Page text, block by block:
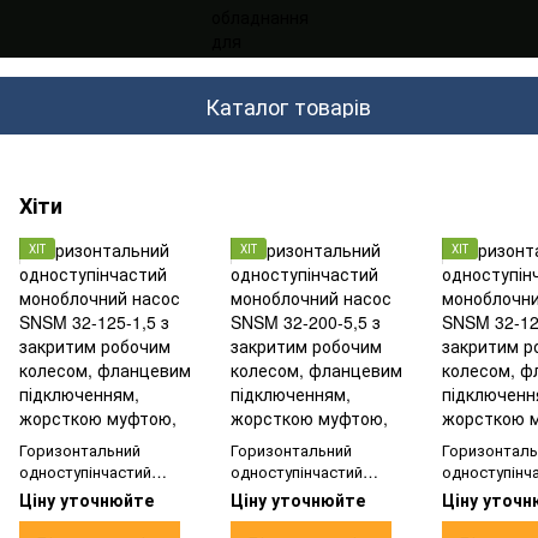
Каталог товарів
Хіти
ХІТ
Горизонтальний
одноступінчастий
моноблочний насос
SNSM 32-125-1,5 з
Ціну уточнюйте
ХІТ
Горизонтальний
одноступінчастий
моноблочний насос
SNSM 32-200-5,5 з
Ціну уточнюйте
ХІТ
SNSM 32-
Ціну